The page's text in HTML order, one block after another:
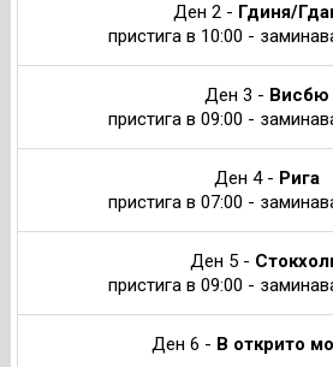
Ден 2 - Гдиня/
пристига в 10:00 -
Ден 3 - Висбю
пристига в 09:00 -
Ден 4 - Рига
пристига в 07:00 -
Ден 5 -
пристига в 09:00 -
Ден 6 - В открито